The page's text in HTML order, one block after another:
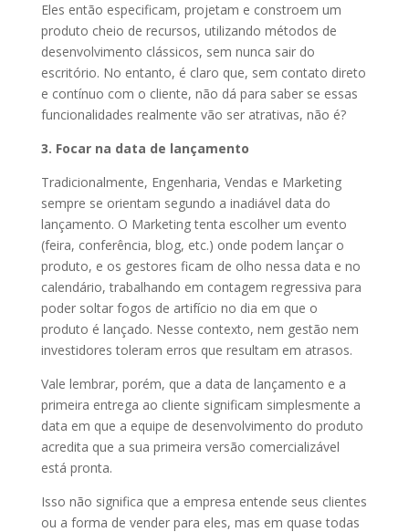
Eles então especificam, projetam e constroem um
produto cheio de recursos, utilizando métodos de
desenvolvimento clássicos, sem nunca sair do
escritório. No entanto, é claro que, sem contato direto
e contínuo com o cliente, não dá para saber se essas
funcionalidades realmente vão ser atrativas, não é?
3. Focar na data de lançamento
Tradicionalmente, Engenharia, Vendas e Marketing
sempre se orientam segundo a inadiável data do
lançamento. O Marketing tenta escolher um evento
(feira, conferência, blog, etc.) onde podem lançar o
produto, e os gestores ficam de olho nessa data e no
calendário, trabalhando em contagem regressiva para
poder soltar fogos de artifício no dia em que o
produto é lançado. Nesse contexto, nem gestão nem
investidores toleram erros que resultam em atrasos.
Vale lembrar, porém, que a data de lançamento e a
primeira entrega ao cliente significam simplesmente a
data em que a equipe de desenvolvimento do produto
acredita que a sua primeira versão comercializável
está pronta.
Isso não significa que a empresa entende seus clientes
ou a forma de vender para eles, mas em quase todas